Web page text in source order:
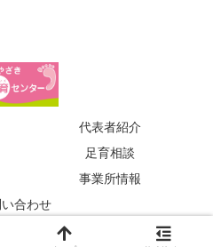
代表者紹介
足育相談
事業所情報
合わせ
き足育センター.